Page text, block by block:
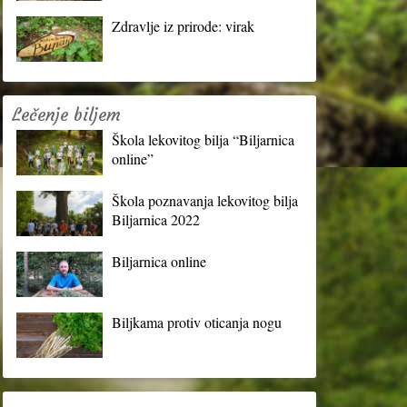
Zdravlje iz prirode: virak
Lečenje biljem
Škola lekovitog bilja “Biljarnica
online”
Škola poznavanja lekovitog bilja
Biljarnica 2022
Biljarnica online
Biljkama protiv oticanja nogu